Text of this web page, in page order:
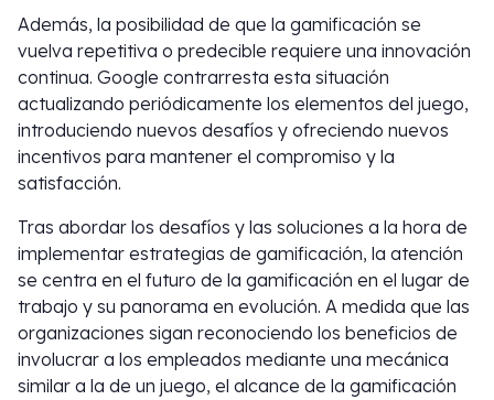
Además, la posibilidad de que la gamificación se
vuelva repetitiva o predecible requiere una innovación
continua. Google contrarresta esta situación
actualizando periódicamente los elementos del juego,
introduciendo nuevos desafíos y ofreciendo nuevos
incentivos para mantener el compromiso y la
satisfacción.
Tras abordar los desafíos y las soluciones a la hora de
implementar estrategias de gamificación, la atención
se centra en el futuro de la gamificación en el lugar de
trabajo y su panorama en evolución. A medida que las
organizaciones sigan reconociendo los beneficios de
involucrar a los empleados mediante una mecánica
similar a la de un juego, el alcance de la gamificación